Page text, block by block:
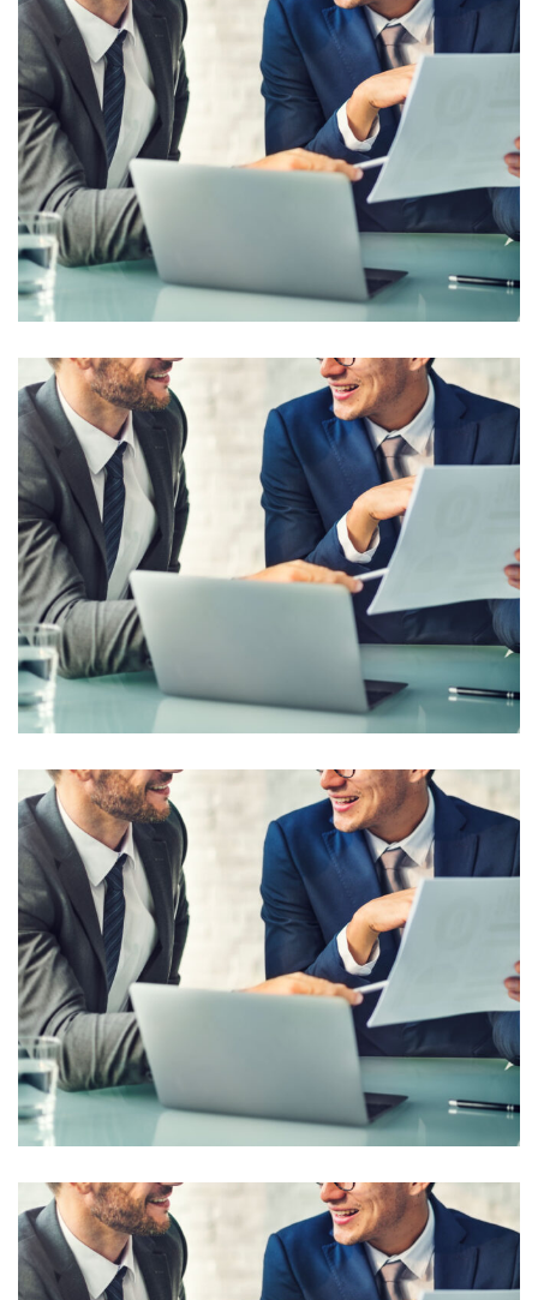
Business Leadership in UK
Business Planning
Business Managenment